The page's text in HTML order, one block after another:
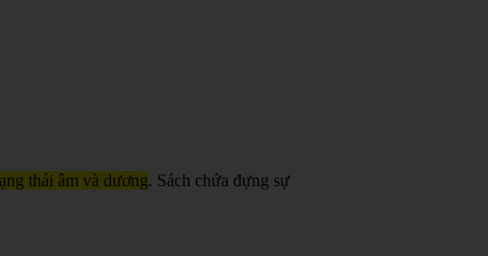
thái âm và dương. Sách chứa đựng sự